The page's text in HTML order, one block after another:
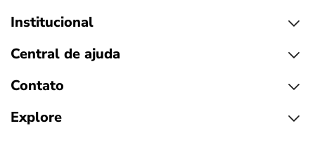
Institucional
Central de ajuda
Contato
Explore